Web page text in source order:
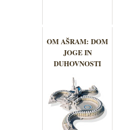
OM AŠRAM: DOM
JOGE IN
DUHOVNOSTI